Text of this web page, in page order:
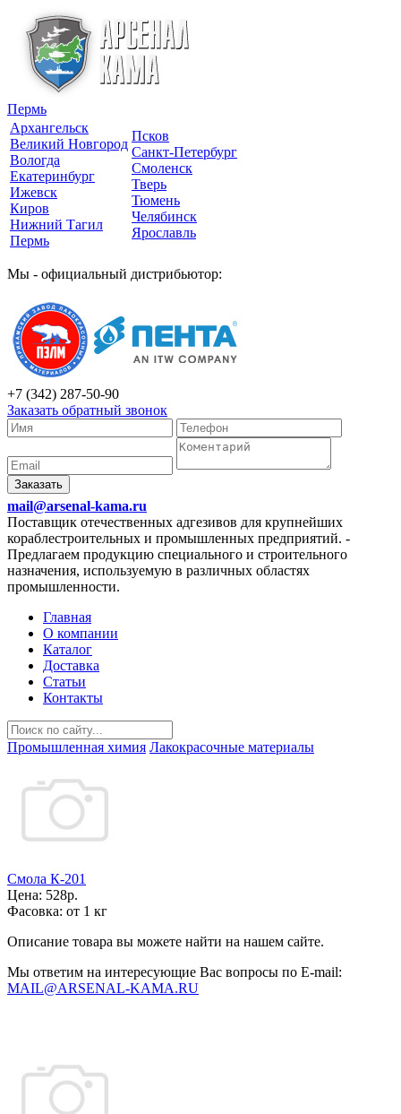
Пермь
Архангельск
Великий Новгород
Вологда
Екатеринбург
Ижевск
Киров
Нижний Тагил
Пермь
Псков
Санкт-Петербург
Смоленск
Тверь
Тюмень
Челябинск
Ярославль
Мы - официальный дистрибьютор:
+7 (342) 287-50-90
Заказать обратный звонок
Заказать
mail@arsenal-kama.ru
Поставщик отечественных адгезивов для крупнейших
кораблестроительных и промышленных предприятий. -
Предлагаем продукцию специального и строительного
назначения, используемую в различных областях
промышленности.
Главная
О компании
Каталог
Доставка
Статьи
Контакты
Промышленная химия Лакокрасочные материалы
Смола К-201
Цена: 528р.
Фасовка: от 1 кг
Описание товара вы можете найти на нашем сайте.
Мы ответим на интересующие Вас вопросы по E-mail:
MAIL@ARSENAL-KAMA.RU